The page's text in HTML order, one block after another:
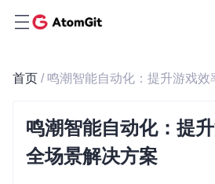
首页 / 鸣潮智能自动化：提升游戏效
鸣潮智能自动化：提
全场景解决方案